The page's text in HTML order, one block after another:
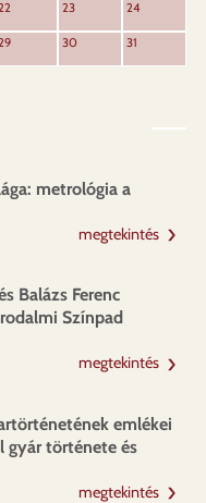
23 24
30 31
metrológia a
megtekintés
Balázs Ferenc
Színpad
megtekintés
emlékei
gyár története és
megtekintés